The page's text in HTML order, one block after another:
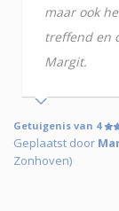
maar ook
treffend en
Margit.
Getuigenis van 4
Geplaatst door
Zonhoven)